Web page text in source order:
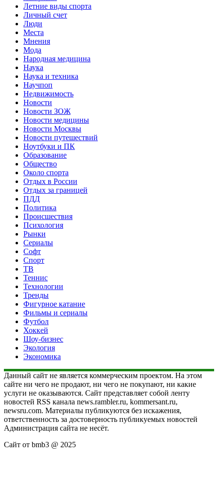
Летние виды спорта
Личный счет
Люди
Места
Мнения
Мода
Народная медицина
Наука
Наука и техника
Научпоп
Недвижимость
Новости
Новости ЗОЖ
Новости медицины
Новости Москвы
Новости путешествий
Ноутбуки и ПК
Образование
Общество
Около спорта
Отдых в России
Отдых за границей
ПДД
Политика
Происшествия
Психология
Рынки
Сериалы
Софт
Спорт
ТВ
Теннис
Технологии
Тренды
Фигурное катание
Фильмы и сериалы
Футбол
Хоккей
Шоу-бизнес
Экология
Экономика
Данный сайт не является коммерческим проектом. На этом
сайте ни чего не продают, ни чего не покупают, ни какие
услуги не оказываются. Сайт представляет собой ленту
новостей RSS канала news.rambler.ru, kommersant.ru,
newsru.com. Материалы публикуются без искажения,
ответственность за достоверность публикуемых новостей
Администрация сайта не несёт.
Сайт от bmb3 @ 2025